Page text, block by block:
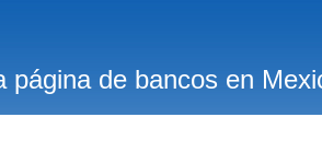
página de bancos en